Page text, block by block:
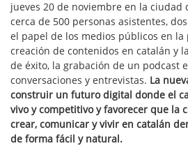
jueves 20 de noviembre en la ciudad
cerca de 500 personas asistentes,
el papel de los medios públicos en la
creación de contenidos en catalán y
de éxito, la grabación de un podcast
conversaciones y entrevistas. La
construir un futuro digital donde el
vivo y competitivo y favorecer que la
crear, comunicar y vivir en catalán
de forma fácil y natural.